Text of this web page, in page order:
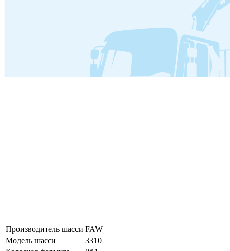
Производитель шасси FAW
Модель шасси
3310